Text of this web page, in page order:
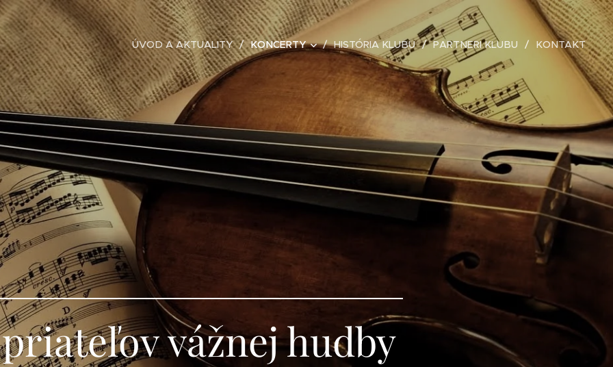
ÚVOD A AKTUALITY KONCERTY HISTÓRIA KLUBU PARTNERI KLUBU KONTAKT
vážnej hudby